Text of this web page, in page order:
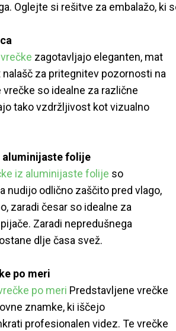
Oglejte si rešitve za embalažo, ki
zagotavljajo eleganten, mat
za pritegnitev pozornosti na
vrečke so idealne za različne
tako vzdržljivost kot vizualno
aluminijaste folije
iz aluminijaste folije so
nudijo odlično zaščito pred vlago,
zaradi česar so idealne za
Zaradi nepredušnega
dlje časa svež.
po meri
po meri Predstavljene vrečke
znamke, ki iščejo
profesionalen videz. Te vrečke